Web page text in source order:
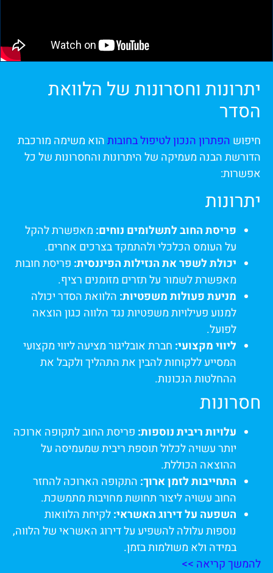
יתרונות וחסרונות של הלוואת
הסדר
חיפוש הפתרון הנכון לטיפול בחובותהוא משימה מורכבת
הדורשת הבנה מעמיקה של היתרונות והחסרונות של כל
אפשרות:
יתרונות
פריסת החוב לתשלומים נוחים: מאפשרת להקל
על העומס הכלכלי ולהתמקד בצרכים אחרים.
יכולת לשפר את הנזילות הפיננסית: פריסת חובות
מאפשרת לשמור על תזרים מזומנים רציף.
מניעת פעולות משפטיות: הלוואת הסדר יכולה
למנוע פעילויות משפטיות נגד הלווה כגון הוצאה
לפועל.
ליווי מקצועי: חברת אובליגור מציעה ליווי מקצועי
המסייע ללקוחות להבין את התהליך ולקבל את
ההחלטות הנכונות.
חסרונות
עלויות ריבית נוספות: פריסת החוב לתקופה ארוכה
יותר עשויה לכלול תוספת ריבית שמעמיסה על
ההוצאה הכוללת.
התחייבות לזמן ארוך: התקופה הארוכה להחזר
החוב עשויה ליצור תחושת מחויבות מתמשכת.
השפעה על דירוג האשראי:לקיחת הלוואות
נוספות עלולה להשפיע על דירוג האשראי של הלווה,
במידה ולא משולמות בזמן.
להמשך קריאה >>